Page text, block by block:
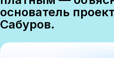
основатель
Сабуров.